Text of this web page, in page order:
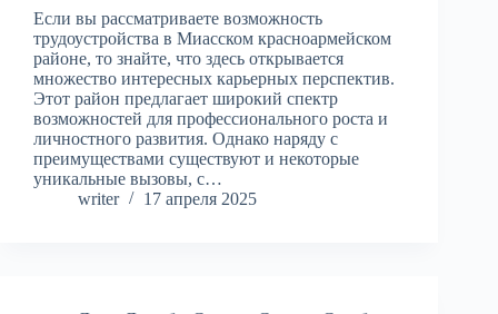
Если вы рассматриваете возможность
трудоустройства в Миасском красноармейском
районе, то знайте, что здесь открывается
множество интересных карьерных перспектив.
Этот район предлагает широкий спектр
возможностей для профессионального роста и
личностного развития. Однако наряду с
преимуществами существуют и некоторые
уникальные вызовы, с…
writer
17 апреля 2025